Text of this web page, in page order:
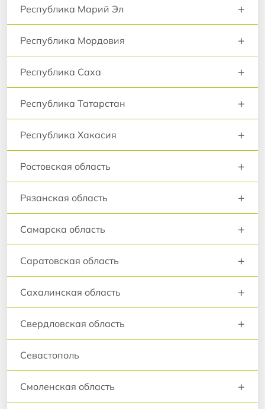
Республика Марий Эл +
Республика Мордовия +
Республика Саха +
Республика Татарстан +
Республика Хакасия +
Ростовская область +
Рязанская область +
Самарска область +
Саратовская область +
Сахалинская область +
Свердловская область +
Севастополь
Смоленская область +